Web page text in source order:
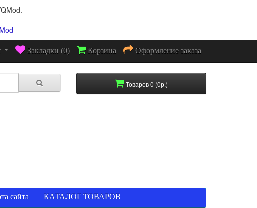
Закладки (0) Корзина Оформление заказа
Товаров 0 (0р.)
сайта КАТАЛОГ ТОВАРОВ